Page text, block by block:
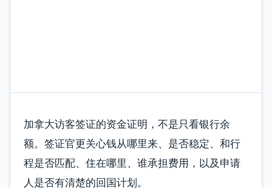
加拿大访客签证的资金证明，不是只看银行余
额。签证官更关心钱从哪里来、是否稳定、和行
程是否匹配、住在哪里、谁承担费用，以及申请
人是否有清楚的回国计划。